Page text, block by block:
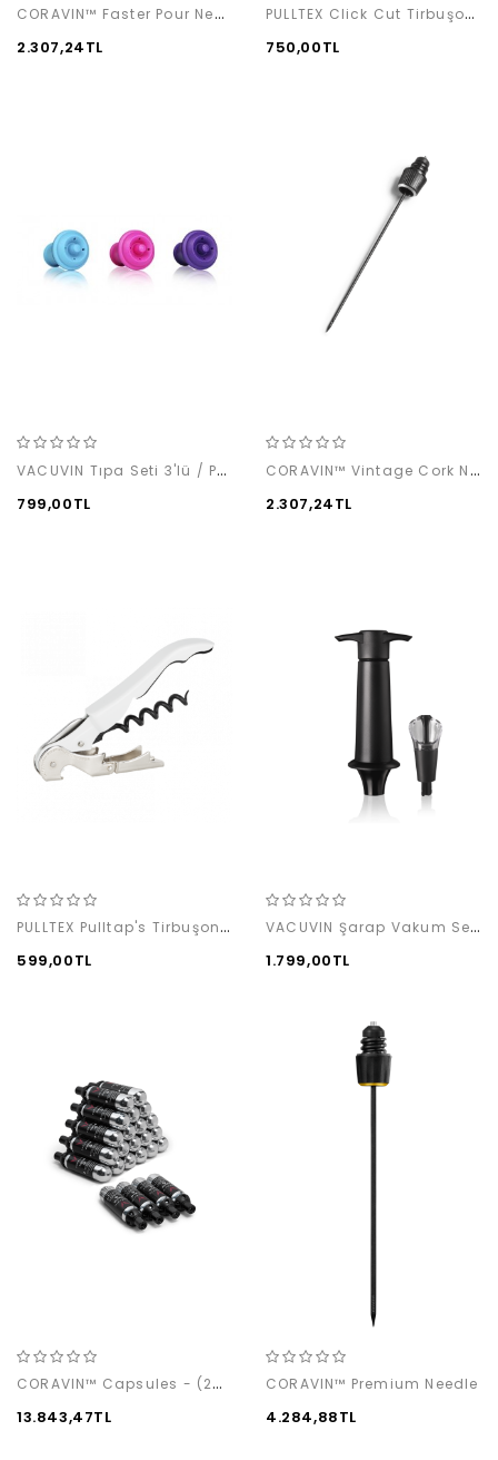
CORAVIN™ Faster Pour Needle
2.307,24TL
PULLTEX Click Cut Tirbuşon / MONZA
750,00TL
VACUVIN Tıpa Seti 3'lü / Pembe & Mavi & Mor
799,00TL
CORAVIN™ Vintage Cork Needle
2.307,24TL
PULLTEX Pulltap's Tirbuşon / Beyaz
599,00TL
VACUVIN Şarap Vakum Seti (1 Pompa+1 Damlalıklı Tıpa)
1.799,00TL
CORAVIN™ Capsules - (24-pack box)
13.843,47TL
CORAVIN™ Premium Needle
4.284,88TL